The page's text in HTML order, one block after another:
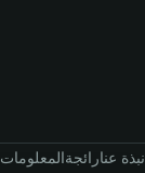
المعلوماترائجةنبذة عنا